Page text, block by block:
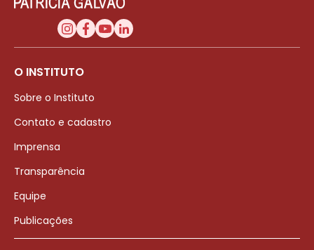
O INSTITUTO
Sobre o Instituto
Contato e cadastro
Imprensa
Transparência
Equipe
Publicações